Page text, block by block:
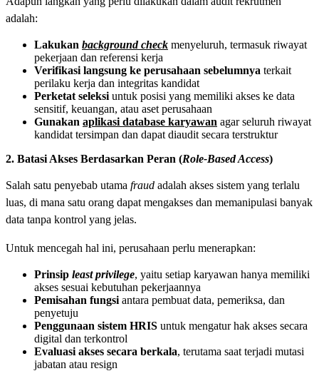
adalah:
Lakukan background check menyeluruh, termasuk riwayat
pekerjaan dan referensi kerja
Verifikasi langsung ke perusahaan sebelumnya terkait
perilaku kerja dan integritas kandidat
Perketat seleksi untuk posisi yang memiliki akses ke data
sensitif, keuangan, atau aset perusahaan
Gunakan aplikasi database karyawan agar seluruh riwayat
kandidat tersimpan dan dapat diaudit secara terstruktur
2. Batasi Akses Berdasarkan Peran (Role-Based Access)
Salah satu penyebab utama fraud adalah akses sistem yang terlalu
luas, di mana satu orang dapat mengakses dan memanipulasi banyak
data tanpa kontrol yang jelas.
Untuk mencegah hal ini, perusahaan perlu menerapkan:
Prinsip least privilege, yaitu setiap karyawan hanya memiliki
akses sesuai kebutuhan pekerjaannya
Pemisahan fungsi antara pembuat data, pemeriksa, dan
penyetuju
Penggunaan sistem HRIS untuk mengatur hak akses secara
digital dan terkontrol
Evaluasi akses secara berkala, terutama saat terjadi mutasi
jabatan atau resign